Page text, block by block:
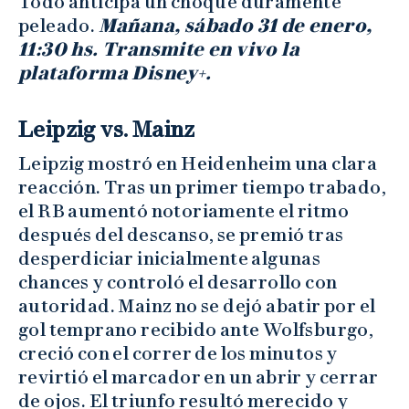
peleado. Mañana, sábado 31 de enero,
11:30 hs. Transmite en vivo la
plataforma Disney+.
Leipzig vs. Mainz
Leipzig mostró en Heidenheim una clara
reacción. Tras un primer tiempo trabado,
el RB aumentó notoriamente el ritmo
después del descanso, se premió tras
desperdiciar inicialmente algunas
chances y controló el desarrollo con
autoridad. Mainz no se dejó abatir por el
gol temprano recibido ante Wolfsburgo,
creció con el correr de los minutos y
revirtió el marcador en un abrir y cerrar
de ojos. El triunfo resultó merecido y